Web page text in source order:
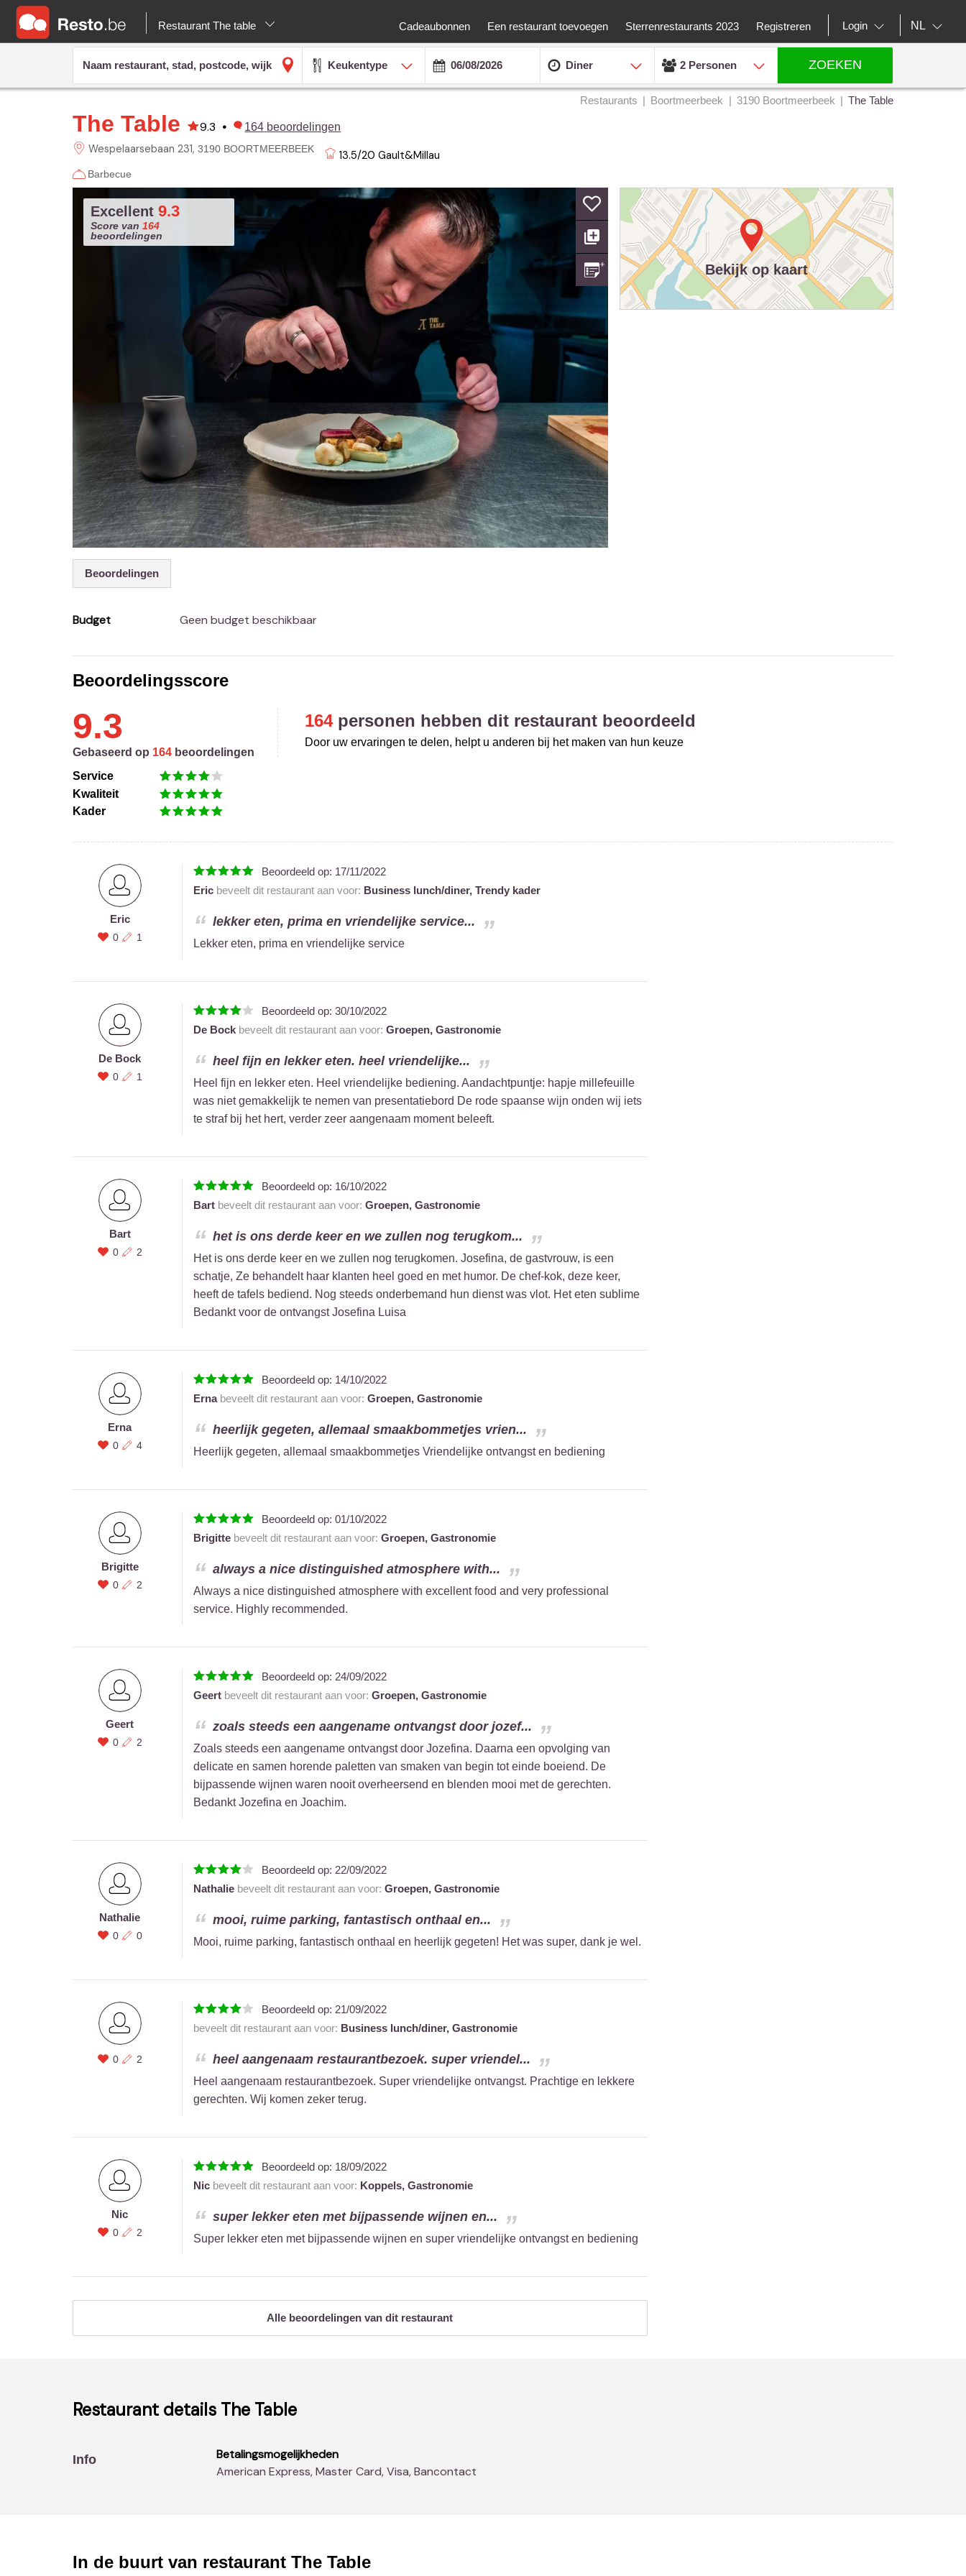
Restaurant The table Cadeaubonnen Een restaurant toevoegen Sterrenrestaurants 2023 Registreren Login NL
Keukentype Diner 2 Personen ZOEKEN
Restaurants Boortmeerbeek 3190 Boortmeerbeek The Table
The Table 9.3 • 164 beoordelingen
Wespelaarsebaan 231 3190 BOORTMEERBEEK 13.5/20 Gault&Millau
Barbecue
Excellent 9.3
Score van 164
beoordelingen
Beoordelingen
Budget Geen budget beschikbaar
Bekijk op kaart
Beoordelingsscore
9.3
Gebaseerd op 164 beoordelingen
Service
Kwaliteit
Kader
164personen hebben dit restaurant beoordeeld
Door uw ervaringen te delen, helpt u anderen bij het maken van hun keuze
Eric
0 1
Beoordeeld op: 17/11/2022
Ericbeveelt dit restaurant aan voor: Business lunch/diner, Trendy kader
lekker eten, prima en vriendelijke service...
Lekker eten, prima en vriendelijke service
De Bock
0 1
Beoordeeld op: 30/10/2022
De Bockbeveelt dit restaurant aan voor: Groepen, Gastronomie
heel fijn en lekker eten. heel vriendelijke...
Heel fijn en lekker eten. Heel vriendelijke bediening. Aandachtpuntje: hapje millefeuille
was niet gemakkelijk te nemen van presentatiebord De rode spaanse wijn onden wij iets
te straf bij het hert, verder zeer aangenaam moment beleeft.
Bart
0 2
Beoordeeld op: 16/10/2022
Bartbeveelt dit restaurant aan voor: Groepen, Gastronomie
het is ons derde keer en we zullen nog terugkom...
Het is ons derde keer en we zullen nog terugkomen. Josefina, de gastvrouw, is een
schatje, Ze behandelt haar klanten heel goed en met humor. De chef-kok, deze keer,
heeft de tafels bediend. Nog steeds onderbemand hun dienst was vlot. Het eten sublime
Bedankt voor de ontvangst Josefina Luisa
Erna
0 4
Beoordeeld op: 14/10/2022
Ernabeveelt dit restaurant aan voor: Groepen, Gastronomie
heerlijk gegeten, allemaal smaakbommetjes vrien...
Heerlijk gegeten, allemaal smaakbommetjes Vriendelijke ontvangst en bediening
Brigitte
0 2
Beoordeeld op: 01/10/2022
Brigittebeveelt dit restaurant aan voor: Groepen, Gastronomie
always a nice distinguished atmosphere with...
Always a nice distinguished atmosphere with excellent food and very professional
service. Highly recommended.
Geert
0 2
Beoordeeld op: 24/09/2022
Geertbeveelt dit restaurant aan voor: Groepen, Gastronomie
zoals steeds een aangename ontvangst door jozef...
Zoals steeds een aangename ontvangst door Jozefina. Daarna een opvolging van
delicate en samen horende paletten van smaken van begin tot einde boeiend. De
bijpassende wijnen waren nooit overheersend en blenden mooi met de gerechten.
Bedankt Jozefina en Joachim.
Nathalie
0 0
Beoordeeld op: 22/09/2022
Nathaliebeveelt dit restaurant aan voor: Groepen, Gastronomie
mooi, ruime parking, fantastisch onthaal en...
Mooi, ruime parking, fantastisch onthaal en heerlijk gegeten! Het was super, dank je wel.
0 2
Beoordeeld op: 21/09/2022
beveelt dit restaurant aan voor: Business lunch/diner, Gastronomie
heel aangenaam restaurantbezoek. super vriendel...
Heel aangenaam restaurantbezoek. Super vriendelijke ontvangst. Prachtige en lekkere
gerechten. Wij komen zeker terug.
Nic
0 2
Beoordeeld op: 18/09/2022
Nicbeveelt dit restaurant aan voor: Koppels, Gastronomie
super lekker eten met bijpassende wijnen en...
Super lekker eten met bijpassende wijnen en super vriendelijke ontvangst en bediening
Alle beoordelingen van dit restaurant
Restaurant details The Table
Info
Betalingsmogelijkheden
American Express, Master Card, Visa, Bancontact
In de buurt van restaurant The Table